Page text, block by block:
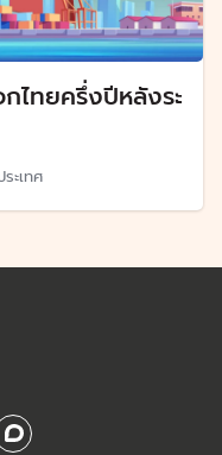
ไทยครึ่งปีหลังระ
ะเทศ